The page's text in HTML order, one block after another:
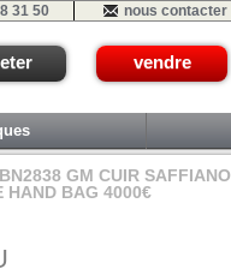
31 50 nous contacter
vendre
GM CUIR SAFFIANO
HAND BAG 4000€